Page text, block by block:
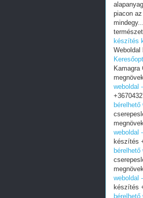
piacon
mindegy...
készítés
weboldal
weboldal
készítés
weboldal
készítés